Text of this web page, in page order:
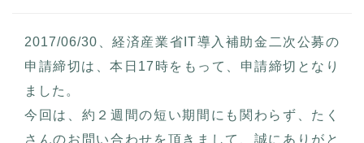
2017/06/30、経済産業省IT導入補助金二次公募の
申請締切は、本日17時をもって、申請締切となり
ました。
今回は、約２週間の短い期間にも関わらず、たく
さんのお問い合わせを頂きまして、誠にありがと